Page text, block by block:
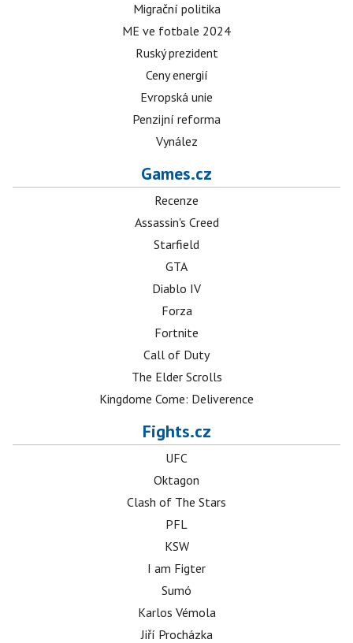
Migrační politika
ME ve fotbale 2024
Ruský prezident
Ceny energií
Evropská unie
Penzijní reforma
Vynález
Games.cz
Recenze
Assassin's Creed
Starfield
GTA
Diablo IV
Forza
Fortnite
Call of Duty
The Elder Scrolls
Kingdome Come: Deliverence
Fights.cz
UFC
Oktagon
Clash of The Stars
PFL
KSW
I am Figter
Sumó
Karlos Vémola
Jiří Procházka